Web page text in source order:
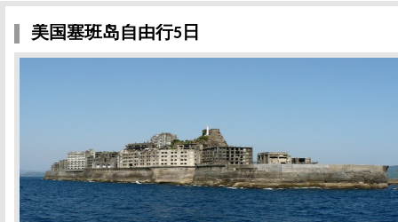
美国塞班岛自由行5日